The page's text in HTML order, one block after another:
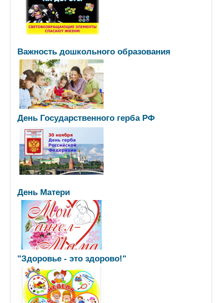
Важность дошкольного образования
День Государственного герба РФ
День Матери
"Здоровье - это здорово!"